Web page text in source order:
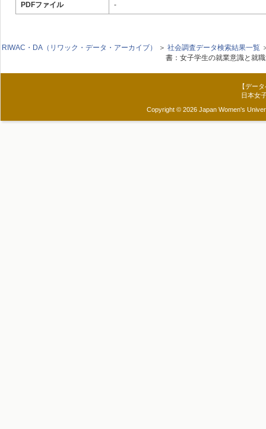
PDFファイル -
RIWAC・DA（リワック・データ・アーカイブ） ＞ 社会調査データ検索結果一覧
書：女子学生の就業意識と就
【デー
日本女
Copyright © 2026 Japan Women's